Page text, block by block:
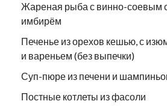
Жареная рыба с винно-соевым
имбирём
Печенье из орехов кешью, с
и вареньем (без выпечки)
Суп-пюре из печени и
Постные котлеты из фасоли